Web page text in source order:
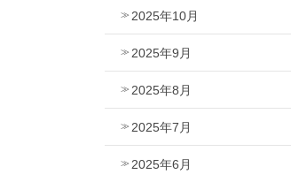
2025年10月
2025年9月
2025年8月
2025年7月
2025年6月